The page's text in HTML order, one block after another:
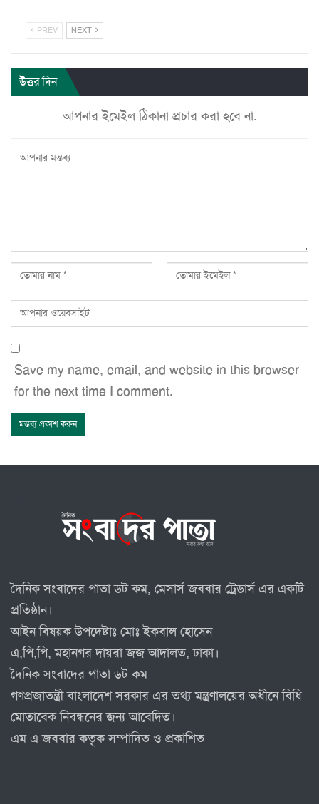
PREV NEXT
উত্তর দিন
আপনার ইমেইল ঠিকানা প্রচার করা হবে না.
Save my name, email, and website in this browser
for the next time I comment.
দৈনিক সংবাদের পাতা ডট কম, মেসার্স জববার ট্রেডার্স এর একটি
প্রতিষ্ঠান।
আইন বিষয়ক উপদেষ্টাঃ মোঃ ইকবাল হোসেন
এ,পি,পি, মহানগর দায়রা জজ আদালত, ঢাকা।
দৈনিক সংবাদের পাতা ডট কম
গণপ্রজাতন্ত্রী বাংলাদেশ সরকার এর তথ্য মন্ত্রণালয়ের অধীনে বিধি
মোতাবেক নিবন্ধনের জন্য আবেদিত।
এম এ জববার কতৃক সম্পাদিত ও প্রকাশিত